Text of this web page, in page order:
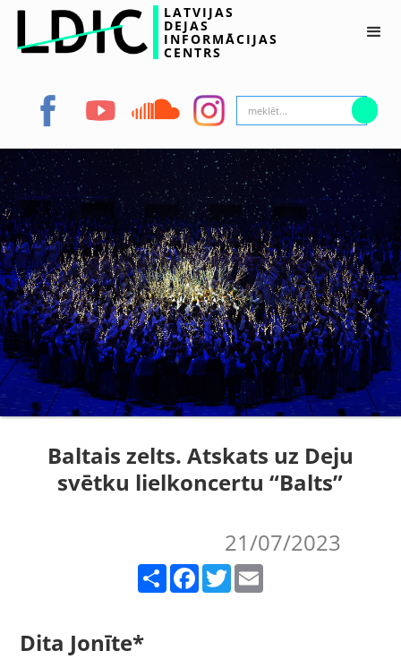
LATVIJAS
DEJAS
INFORMĀCIJAS
CENTRS
Baltais zelts. Atskats uz Deju
svētku lielkoncertu “Balts”
21/07/2023
Facebook Twitter
Dita Jonīte*